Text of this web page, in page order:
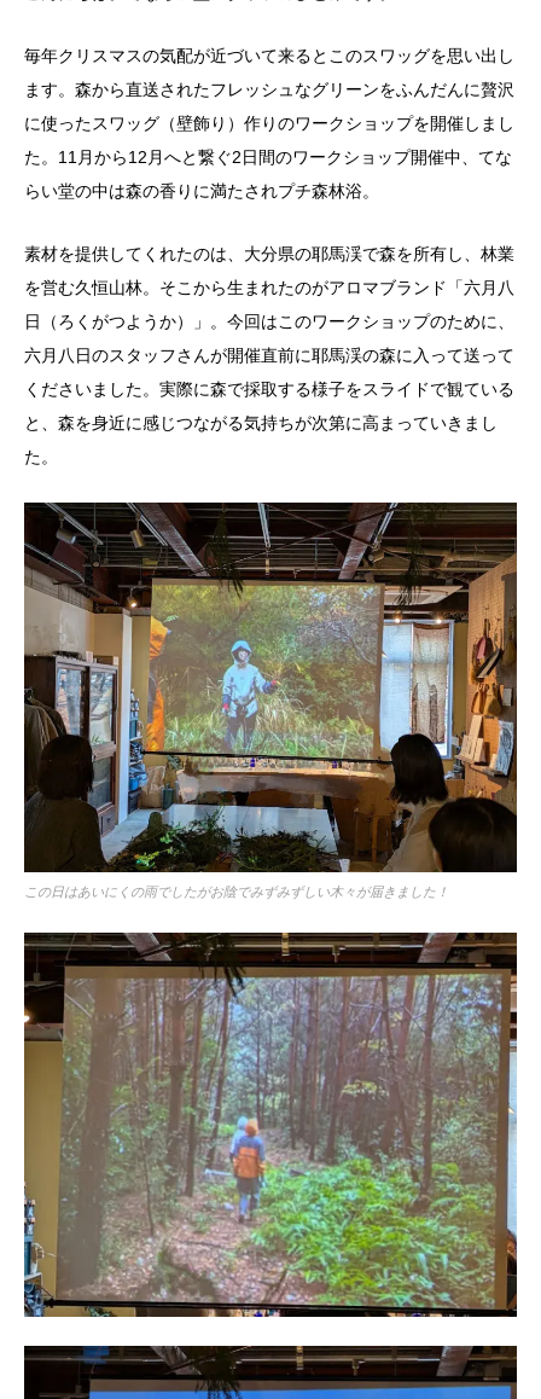
毎年クリスマスの気配が近づいて来るとこのスワッグを思い出し
ます。森から直送されたフレッシュなグリーンをふんだんに贅沢
に使ったスワッグ（壁飾り）作りのワークショップを開催しまし
た。11月から12月へと繋ぐ2日間のワークショップ開催中、てな
らい堂の中は森の香りに満たされプチ森林浴。
素材を提供してくれたのは、大分県の耶馬渓で森を所有し、林業
を営む久恒山林。そこから生まれたのがアロマブランド「六月八
日（ろくがつようか）」。今回はこのワークショップのために、
六月八日のスタッフさんが開催直前に耶馬渓の森に入って送って
くださいました。実際に森で採取する様子をスライドで観ている
と、森を身近に感じつながる気持ちが次第に高まっていきまし
た。
この日はあいにくの雨でしたがお陰でみずみずしい木々が届きました！